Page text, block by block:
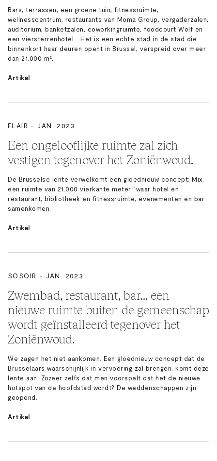
Bars, terrassen, een groene tuin, fitnessruimte,
wellnesscentrum, restaurants van Moma Group, vergaderzalen,
auditorium, banketzalen, coworkingruimte, foodcourt Wolf en
een viersterrenhotel… Het is een echte stad in de stad die
binnenkort haar deuren opent in Brussel, verspreid over meer
dan 21.000 m².
Artikel
FLAIR - JAN. 2023
Een ongelooflijke ruimte zal zich
vestigen tegenover het Zoniënwoud.
De Brusselse lente verwelkomt een gloednieuw concept: Mix,
een ruimte van 21.000 vierkante meter "waar hotel en
restaurant, bibliotheek en fitnessruimte, evenementen en bar
samenkomen."
Artikel
SOSOIR - JAN. 2023
Zwembad, restaurant, bar... een
nieuwe ruimte buiten de gemeenschap
wordt geïnstalleerd tegenover het
Zoniënwoud.
We zagen het niet aankomen. Een gloednieuw concept dat de
Brusselaars waarschijnlijk in vervoering zal brengen, komt deze
lente aan. Zozeer zelfs dat men voorspelt dat het de nieuwe
hotspot van de hoofdstad wordt? De weddenschappen zijn
geopend.
Artikel